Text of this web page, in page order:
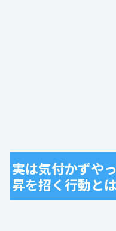
実は気付かずや
昇を招く行動と